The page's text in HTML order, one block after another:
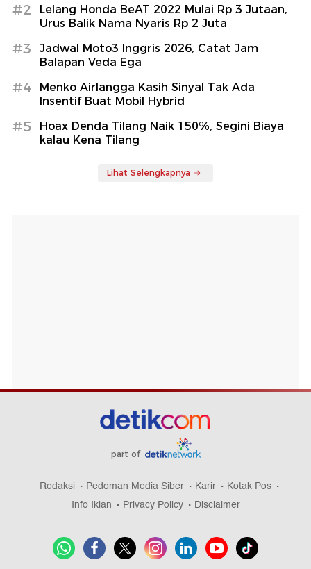
#2
Lelang Honda BeAT 2022 Mulai Rp 3 Jutaan,
Urus Balik Nama Nyaris Rp 2 Juta
#3
Jadwal Moto3 Inggris 2026, Catat Jam
Balapan Veda Ega
#4
Menko Airlangga Kasih Sinyal Tak Ada
Insentif Buat Mobil Hybrid
#5
Hoax Denda Tilang Naik 150%, Segini Biaya
kalau Kena Tilang
Lihat Selengkapnya
part of
Redaksi Pedoman Media Siber Karir
Kotak Pos
Info Iklan
Privacy Policy Disclaimer